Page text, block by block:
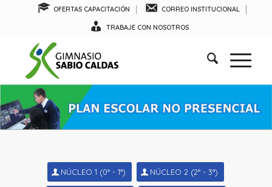
OFERTAS CAPACITACIÓN CORREO INSTITUCIONAL
TRABAJE CON NOSOTROS
NÚCLEO 1 (0° - 1°) NÚCLEO 2 (2° - 3°)